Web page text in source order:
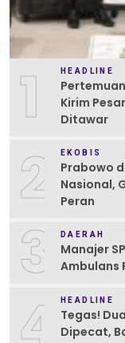
1 HEADLINE
Kirim
Ditawar
2 EKOBIS
Prabowo
Nasional,
Peran
3 DAERAH
Manajer
Ambulans
4 HEADLINE
Tegas!
Dipecat,